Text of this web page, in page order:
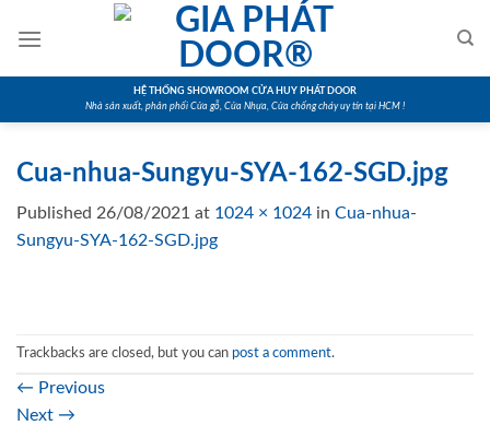
HỆ THỐNG SHOWROOM CỬA HUY PHÁT DOOR
Nhà sản xuất, phân phối Cửa gỗ, Cửa Nhựa, Cửa chống cháy uy tín tại HCM !
Cua-nhua-Sungyu-SYA-162-SGD.jpg
Published 26/08/2021 at 1024 × 1024 in Cua-nhua-
Sungyu-SYA-162-SGD.jpg
Trackbacks are closed, but you can post a comment.
← Previous
Next →